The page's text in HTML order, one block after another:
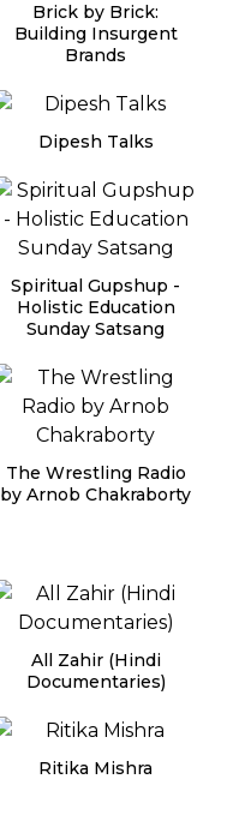
Brick by Brick:
Building Insurgent
Brands
Dipesh Talks
Spiritual Gupshup -
Holistic Education
Sunday Satsang
The Wrestling Radio
by Arnob Chakraborty
All Zahir (Hindi
Documentaries)
Ritika Mishra